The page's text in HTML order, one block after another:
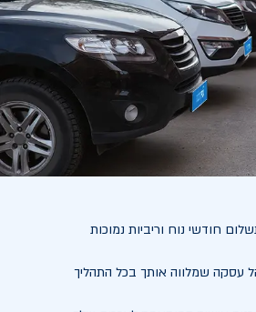
חודשי נוח וריביות נמוכות
עסקה שמלווה אותך בכל התהליך